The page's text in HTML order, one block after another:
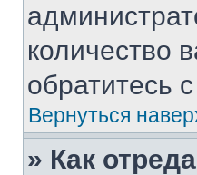
количество
обратитесь
Вернуться
» Как